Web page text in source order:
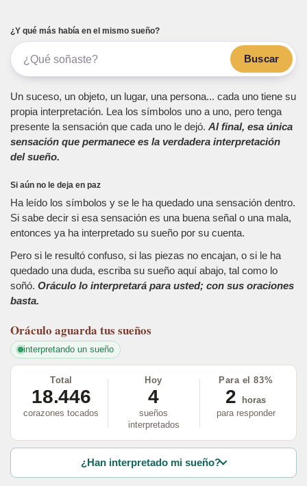
¿Y qué más había en el mismo sueño?
Buscar
Un suceso, un objeto, un lugar, una persona... cada uno tiene su
propia interpretación. Lea los símbolos uno a uno, pero tenga
presente la sensación que cada uno le dejó. Al final, esa única
sensación que permanece es la verdadera interpretación
del sueño.
Si aún no le deja en paz
Ha leído los símbolos y se le ha quedado una sensación dentro.
Si sabe decir si esa sensación es una buena señal o una mala,
entonces ya ha interpretado su sueño por su cuenta.
Pero si le resultó confuso, si las piezas no encajan, o si le ha
quedado una duda, escriba su sueño aquí abajo, tal como lo
soñó. Oráculo lo interpretará para usted; con sus oraciones
basta.
Oráculo aguarda tus sueños
interpretando un sueño
Total
18.446
corazones tocados
Hoy
4
sueños
interpretados
Para el 83%
2
horas
para responder
¿Han interpretado mi sueño?